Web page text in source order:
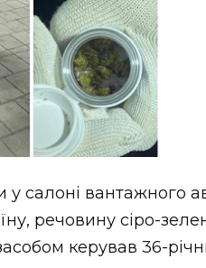
салоні вантажного
речовину сіро-
керував 36-